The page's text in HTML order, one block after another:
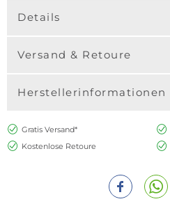
Details
Versand & Retoure
Herstellerinformationen
Gratis Versand*
Kostenlose Retoure